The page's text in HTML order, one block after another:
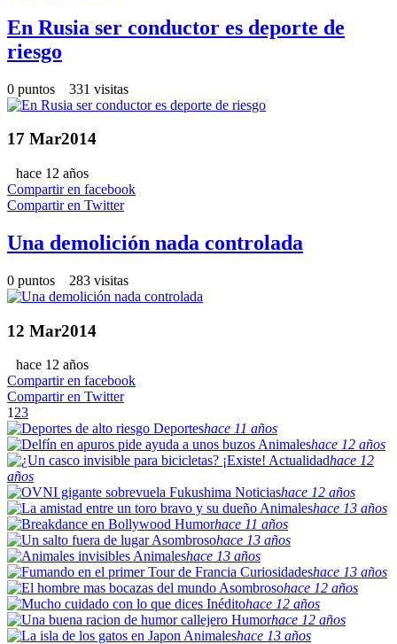
En Rusia ser conductor es deporte de
riesgo
0 puntos 331 visitas
17 Mar2014
hace 12 años
Compartir en facebook
Compartir en Twitter
Una demolición nada controlada
0 puntos 283 visitas
12 Mar2014
hace 12 años
Compartir en facebook
Compartir en Twitter
123
Deporteshace 11 años
Animaleshace 12 años
Actualidadhace 12
años
Noticiashace 12 años
Animaleshace 13 años
Humorhace 11 años
Asombrosohace 13 años
Animaleshace 13 años
Curiosidadeshace 13 años
Asombrosohace 12 años
Inéditohace 12 años
Humorhace 12 años
Animaleshace 13 años